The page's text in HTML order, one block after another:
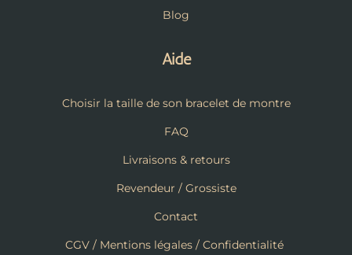
Blog
Aide
Choisir la taille de son bracelet de montre
FAQ
Livraisons & retours
Revendeur / Grossiste
Contact
CGV / Mentions légales / Confidentialité